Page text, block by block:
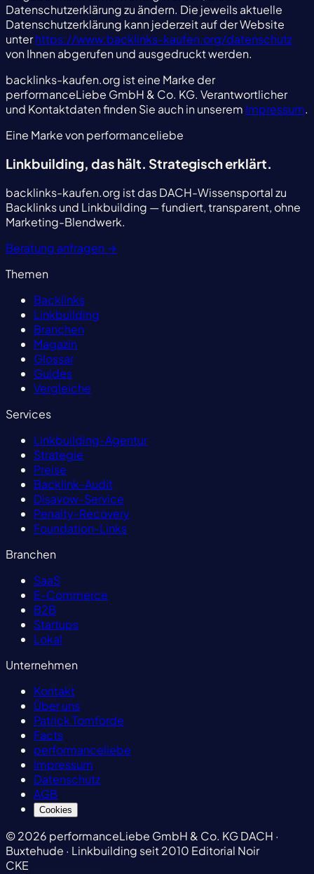
Datenschutzerklärung zu ändern. Die jeweils aktuelle
Datenschutzerklärung kann jederzeit auf der Website
unterhttps://www.backlinks-kaufen.org/datenschutz
von Ihnen abgerufen und ausgedruckt werden.
backlinks-kaufen.org ist eine Marke der
performanceLiebe GmbH & Co. KG. Verantwortlicher
und Kontaktdaten finden Sie auch in unserem Impressum.
Eine Marke von performanceliebe
Linkbuilding, das hält. Strategisch erklärt.
backlinks-kaufen.org ist das DACH-Wissensportal zu
Backlinks und Linkbuilding — fundiert, transparent, ohne
Marketing-Blendwerk.
Beratung anfragen →
Themen
Backlinks
Linkbuilding
Branchen
Magazin
Glossar
Guides
Vergleiche
Services
Linkbuilding-Agentur
Strategie
Preise
Backlink-Audit
Disavow-Service
Penalty-Recovery
Foundation-Links
Branchen
SaaS
E-Commerce
B2B
Startups
Lokal
Unternehmen
Kontakt
Über uns
Patrick Tomforde
Facts
performanceliebe
Impressum
Datenschutz
AGB
Cookies
© 2026 performanceLiebe GmbH & Co. KGDACH ·
Buxtehude · Linkbuilding seit 2010 Editorial Noir
CKE